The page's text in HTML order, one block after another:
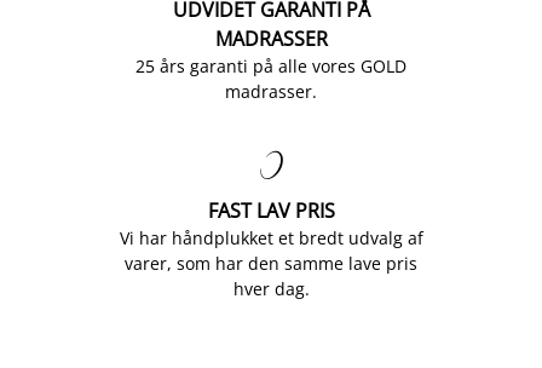
UDVIDET GARANTI PÅ
MADRASSER
25 års garanti på alle vores GOLD
madrasser.

FAST LAV PRIS
Vi har håndplukket et bredt udvalg af
varer, som har den samme lave pris
hver dag.